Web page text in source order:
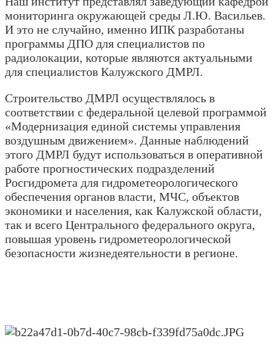
мониторинга окружающей среды Л.Ю. Васильев.
И это не случайно, именно ИПК разработаны
программы ДПО для специалистов по
радиолокации, которые являются актуальными
для специалистов Калужского ДМРЛ.
Строительство ДМРЛ осуществлялось в
соответствии с федеральной целевой программой
«Модернизация единой системы управления
воздушным движением». Данные наблюдений
этого ДМРЛ будут использоваться в оперативной
работе прогностических подразделений
Росгидромета для гидрометеорологического
обеспечения органов власти, МЧС, объектов
экономики и населения, как Калужской области,
так и всего Центрального федерального округа,
повышая уровень гидрометеорологической
безопасности жизнедеятельности в регионе.